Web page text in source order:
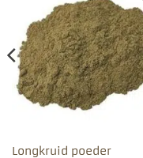
aan
Longkruid poeder